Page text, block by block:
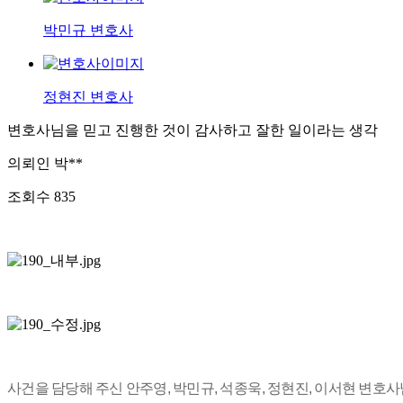
박민규 변호사
정현진 변호사
변호사님을 믿고 진행한 것이 감사하고 잘한 일이라는 생각
의뢰인 박**
조회수 835
사건을 담당해 주신 안주영, 박민규, 석종욱, 정현진, 이서현 변호사